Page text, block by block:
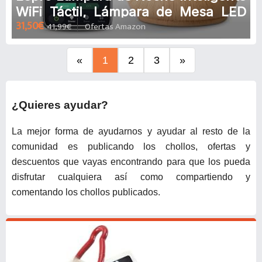
WiFi Táctil, Lámpara de Mesa LED
compatible con Alexa y Google
Home, 16 Millones Colores RGB y Luz
Blanca Regulable, Luz de Noche
Dormitorio con Control de Voz y APP
31,50€ 41,99€ Ofertas Amazon
« 1 2 3 »
¿Quieres ayudar?
La mejor forma de ayudarnos y ayudar al resto de la
comunidad es publicando los chollos, ofertas y
descuentos que vayas encontrando para que los pueda
disfrutar cualquiera así como compartiendo y
comentando los chollos publicados.